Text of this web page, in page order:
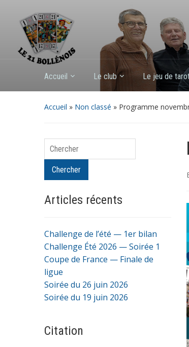
Accueil Le club Le jeu de
Accueil » Non classé » Programme
Chercher
Chercher
Articles récents
Challenge de l’été — 1er bilan
Challenge Été 2026 — Soirée 1
Coupe de France — Finale de
ligue
Soirée du 26 juin 2026
Soirée du 19 juin 2026
Citation